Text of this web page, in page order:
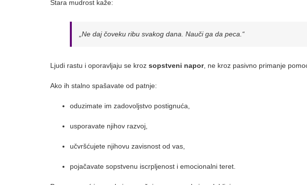
Stara mudrost kaže:
„Ne daj čoveku ribu svakog dana. Nauči ga da peca.“
Ljudi rastu i oporavljaju se kroz sopstveni napor, ne kroz pasivno primanje
Ako ih stalno spašavate od patnje:
oduzimate im zadovoljstvo postignuća,
usporavate njihov razvoj,
učvršćujete njihovu zavisnost od vas,
pojačavate sopstvenu iscrpljenost i emocionalni teret.